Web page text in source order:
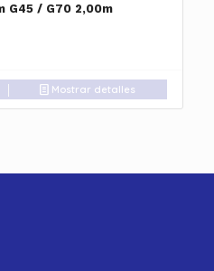
G45 / G70 2,00m
Mostrar detalles